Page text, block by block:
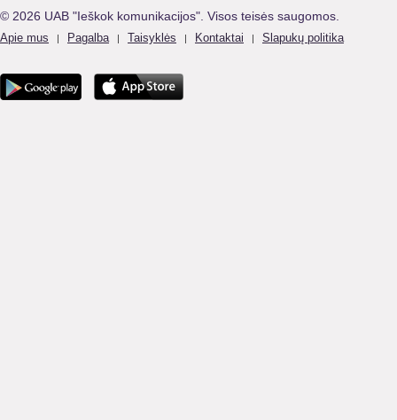
© 2026 UAB "Ieškok komunikacijos". Visos teisės saugomos.
Apie mus | Pagalba | Taisyklės | Kontaktai | Slapukų politika